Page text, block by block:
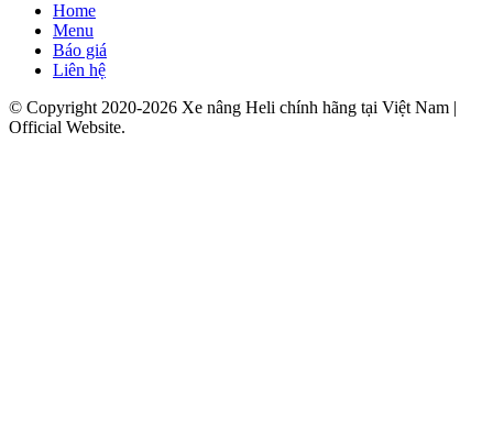
Home
Menu
Báo giá
Liên hệ
© Copyright 2020-2026 Xe nâng Heli chính hãng tại Việt Nam |
Official Website.